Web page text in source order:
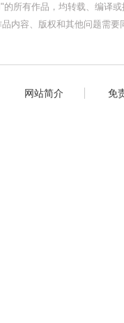
的所有作品，均转载、编译
内容、版权和其他问题需
网站简介 免